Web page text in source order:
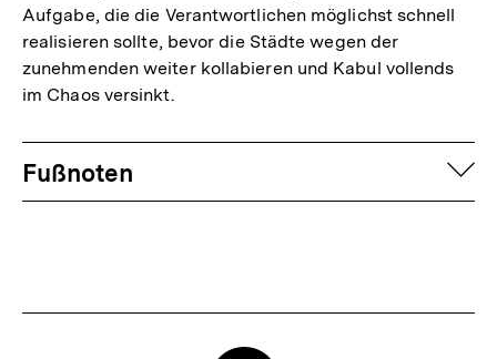
Aufgabe, die die Verantwortlichen möglichst schnell
realisieren sollte, bevor die Städte wegen der
zunehmenden weiter kollabieren und Kabul vollends
im Chaos versinkt.
Fussnoten
Fußnoten